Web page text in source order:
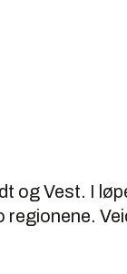
og Vest. I